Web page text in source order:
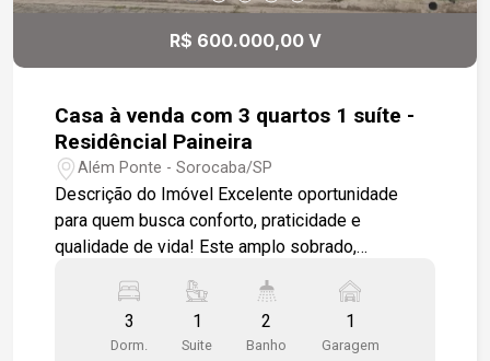
necessária para o dia a dia Agende sua visita e
descubra o imóvel que une sofisticação, conforto
R$ 600.000,00 V
Casa à venda com 3 quartos 1 suíte -
Residêncial Paineira
Além Ponte - Sorocaba/SP
Descrição do Imóvel Excelente oportunidade
para quem busca conforto, praticidade e
qualidade de vida! Este amplo sobrado,
ambientes bem distribuídos e espaços
projetados para proporcionar o máximo de bem-
estar à sua família. O imóvel dispõe de: 3
3
Dorm.
1
Suite
2
Banho
1
Garagem